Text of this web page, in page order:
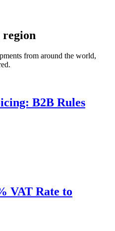
from around the world,
B2B Rules
VAT Rate to